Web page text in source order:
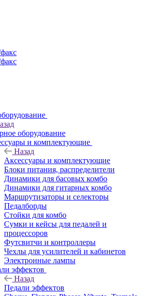
оборудование
и комплектующие
Назад
Аксессуары и комплектующие
Блоки питания, распределители
Динамики для басовых комбо
Динамики для гитарных комбо
Маршрутизаторы и селекторы
Педалборды
Стойки для комбо
Сумки и кейсы для педалей и
процессоров
Футсвитчи и контроллеры
Чехлы для усилителей и кабинетов
Электронные лампы
эффектов
Назад
Педали эффектов